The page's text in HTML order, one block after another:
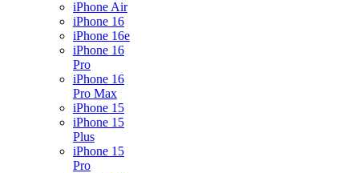
iPhone Air
iPhone 16
iPhone 16e
iPhone 16
Pro
iPhone 16
Pro Max
iPhone 15
iPhone 15
Plus
iPhone 15
Pro